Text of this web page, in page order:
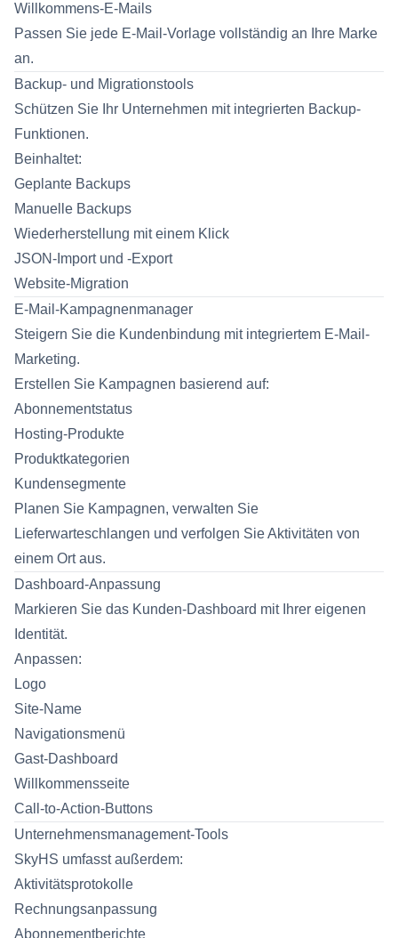
Willkommens-E-Mails
Passen Sie jede E-Mail-Vorlage vollständig an Ihre Marke
an.
Backup- und Migrationstools
Schützen Sie Ihr Unternehmen mit integrierten Backup-
Funktionen.
Beinhaltet:
Geplante Backups
Manuelle Backups
Wiederherstellung mit einem Klick
JSON-Import und -Export
Website-Migration
E-Mail-Kampagnenmanager
Steigern Sie die Kundenbindung mit integriertem E-Mail-
Marketing.
Erstellen Sie Kampagnen basierend auf:
Abonnementstatus
Hosting-Produkte
Produktkategorien
Kundensegmente
Planen Sie Kampagnen, verwalten Sie
Lieferwarteschlangen und verfolgen Sie Aktivitäten von
einem Ort aus.
Dashboard-Anpassung
Markieren Sie das Kunden-Dashboard mit Ihrer eigenen
Identität.
Anpassen:
Logo
Site-Name
Navigationsmenü
Gast-Dashboard
Willkommensseite
Call-to-Action-Buttons
Unternehmensmanagement-Tools
SkyHS umfasst außerdem:
Aktivitätsprotokolle
Rechnungsanpassung
Abonnementberichte